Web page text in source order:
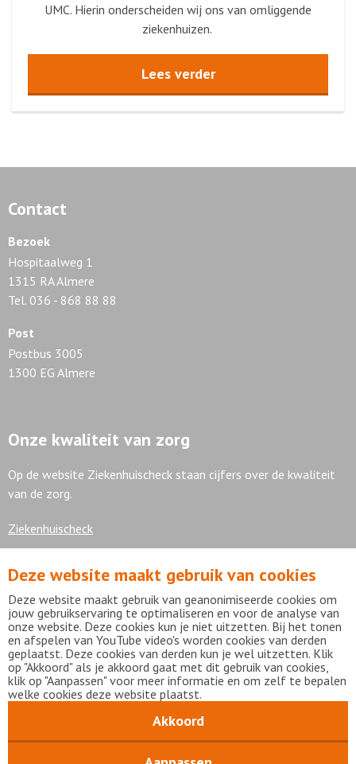
UMC. Hierin onderscheiden wij ons van omliggende
ziekenhuizen.
Lees verder
Contact
Bezoek
Hospitaalweg 1
1315 RA Almere
Tel. 036 - 868 88 88
Post
Postbus 3005
1300 EG Almere
Onze kwaliteit van zorg
Op de website Ziekenhuischeck staan cijfers over de kwaliteit
van de zorg.
Ziekenhuischeck
7,9
Bekijk alle waarderingen
DisclaimerPrivacy statementmijnFlevoziekenhuis
Copyright Flevoziekenhuis 2026
Deze website maakt gebruik van cookies
Deze website maakt gebruik van geanonimiseerde cookies om
jouw gebruikservaring te optimaliseren en voor de analyse van
onze website. Deze cookies kun je niet uitzetten. Bij het tonen
en afspelen van YouTube video's worden cookies van derden
geplaatst. Deze cookies van derden kun je wel uitzetten. Klik
op "Akkoord" als je akkoord gaat met dit gebruik van cookies,
klik op "Aanpassen" voor meer informatie en om zelf te bepalen
welke cookies deze website plaatst.
Akkoord